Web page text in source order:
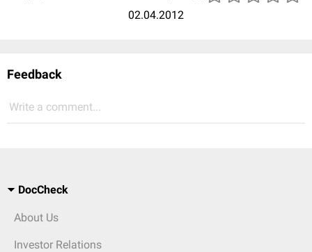
02.04.2012
Feedback
Write a comment...
DocCheck
About Us
Investor Relations